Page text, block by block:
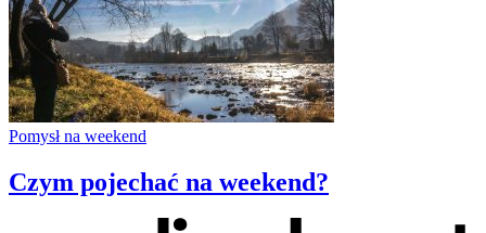
Pomysł na weekend
Czym pojechać na weekend?